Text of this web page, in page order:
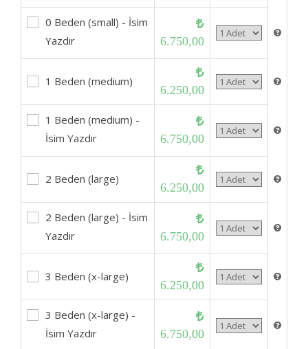
0 Beden (small) - İsim
Yazdır
6.750,00
1 Beden (medium)
6.250,00
1 Beden (medium) -
İsim Yazdır
6.750,00
2 Beden (large)
6.250,00
2 Beden (large) - İsim
Yazdır
6.750,00
3 Beden (x-large)
6.250,00
3 Beden (x-large) -
İsim Yazdır
6.750,00